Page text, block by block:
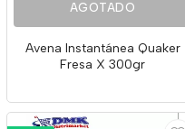
AGOTADO
Avena Instantánea Quaker
Fresa X 300gr